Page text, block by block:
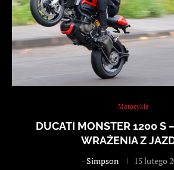
Motocykle
DUCATI MONSTER 1200 S
WRAŻENIA Z
-Simpson 15 lutego